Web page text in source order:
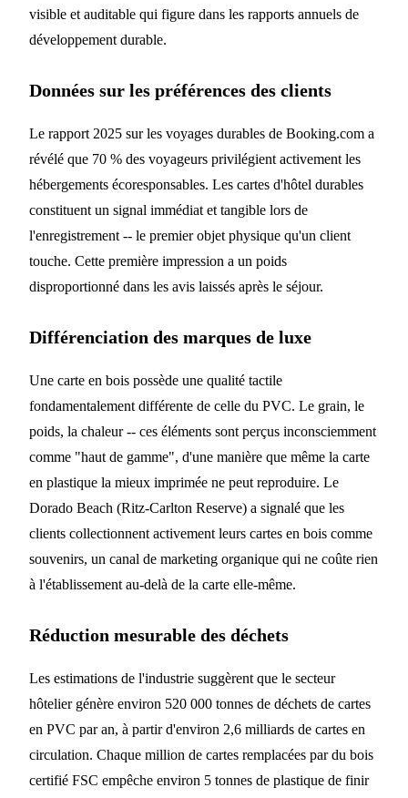
visible et auditable qui figure dans les rapports annuels de
développement durable.
Données sur les préférences des clients
Le rapport 2025 sur les voyages durables de Booking.com a
révélé que 70 % des voyageurs privilégient activement les
hébergements écoresponsables. Les cartes d'hôtel durables
constituent un signal immédiat et tangible lors de
l'enregistrement -- le premier objet physique qu'un client
touche. Cette première impression a un poids
disproportionné dans les avis laissés après le séjour.
Différenciation des marques de luxe
Une carte en bois possède une qualité tactile
fondamentalement différente de celle du PVC. Le grain, le
poids, la chaleur -- ces éléments sont perçus inconsciemment
comme "haut de gamme", d'une manière que même la carte
en plastique la mieux imprimée ne peut reproduire. Le
Dorado Beach (Ritz-Carlton Reserve) a signalé que les
clients collectionnent activement leurs cartes en bois comme
souvenirs, un canal de marketing organique qui ne coûte rien
à l'établissement au-delà de la carte elle-même.
Réduction mesurable des déchets
Les estimations de l'industrie suggèrent que le secteur
hôtelier génère environ 520 000 tonnes de déchets de cartes
en PVC par an, à partir d'environ 2,6 milliards de cartes en
circulation. Chaque million de cartes remplacées par du bois
certifié FSC empêche environ 5 tonnes de plastique de finir